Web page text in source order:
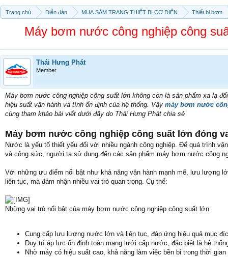
Trang chủ Diễn đàn MUA SẮM TRANG THIẾT BỊ CƠ ĐIỆN Thiết bị bơm
Máy bơm nước công nghiệp công
Thái Hưng Phát
Member
Máy bơm nước công nghiệp công suất lớn không còn là sản phẩm xa lạ
hiệu suất vận hành và tính ổn định của hệ thống. Vậy máy bơm nước
cùng tham khảo bài viết dưới đây do Thái Hưng Phát chia sẻ
Máy bơm nước công nghiệp công suất lớn đóng
Nước là yếu tố thiết yếu đối với nhiều ngành công nghiệp. Để quá trình
và công sức, người ta sử dụng đến các sản phẩm máy bơm nước công
Với những ưu điểm nổi bật như khả năng vận hành mạnh mẽ, lưu lượng
liên tục, mà đảm nhận nhiều vai trò quan trọng. Cụ thể:
Những vai trò nổi bật của máy bơm nước công nghiệp công suất lớn
Cung cấp lưu lượng nước lớn và liên tục, đáp ứng hiệu quả mục
Duy trì áp lực ổn định toàn mạng lưới cấp nước, đặc biệt là hệ
Nhờ máy có hiệu suất cao, khả năng làm việc bền bỉ trong thời